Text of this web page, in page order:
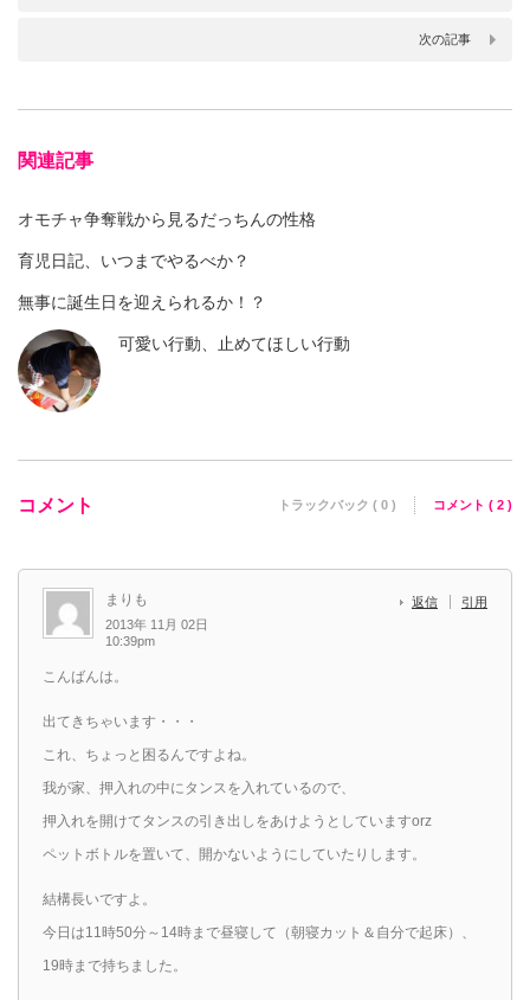
次の記事
関連記事
オモチャ争奪戦から見るだっちんの性格
育児日記、いつまでやるべか？
無事に誕生日を迎えられるか！？
可愛い行動、止めてほしい行動
コメント トラックバック ( 0 ) コメント ( 2 )
まりも
2013年 11月 02日
10:39pm
返信 引用
こんばんは。
出てきちゃいます・・・
これ、ちょっと困るんですよね。
我が家、押入れの中にタンスを入れているので、
押入れを開けてタンスの引き出しをあけようとしていますorz
ペットボトルを置いて、開かないようにしていたりします。
結構長いですよ。
今日は11時50分～14時まで昼寝して（朝寝カット＆自分で起床）、
19時まで持ちました。